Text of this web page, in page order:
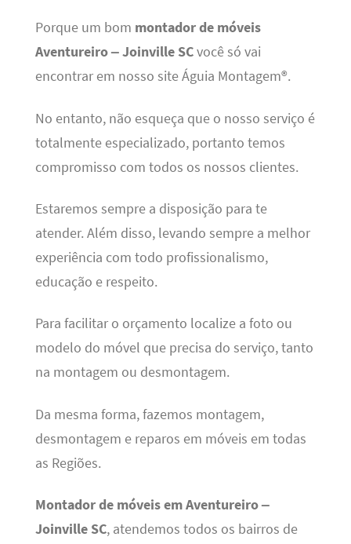
Porque um bom montador de móveis
Aventureiro – Joinville SCvocê só vai
encontrar em nosso site Águia Montagem®.
No entanto, não esqueça que o nosso serviço é
totalmente especializado, portanto temos
compromisso com todos os nossos clientes.
Estaremos sempre a disposição para te
atender. Além disso, levando sempre a melhor
experiência com todo profissionalismo,
educação e respeito.
Para facilitar o orçamento localize a foto ou
modelo do móvel que precisa do serviço, tanto
na montagem ou desmontagem.
Da mesma forma, fazemos montagem,
desmontagem e reparos em móveis em todas
as Regiões.
Montador de móveis em Aventureiro –
Joinville SC, atendemos todos os bairros de